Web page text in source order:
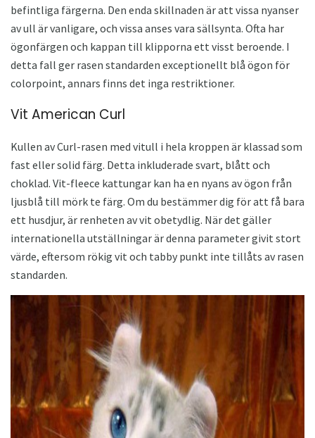
befintliga färgerna. Den enda skillnaden är att vissa nyanser
av ull är vanligare, och vissa anses vara sällsynta. Ofta har
ögonfärgen och kappan till klipporna ett visst beroende. I
detta fall ger rasen standarden exceptionellt blå ögon för
colorpoint, annars finns det inga restriktioner.
Vit American Curl
Kullen av Curl-rasen med vitull i hela kroppen är klassad som
fast eller solid färg. Detta inkluderade svart, blått och
choklad. Vit-fleece kattungar kan ha en nyans av ögon från
ljusblå till mörk te färg. Om du bestämmer dig för att få bara
ett husdjur, är renheten av vit obetydlig. När det gäller
internationella utställningar är denna parameter givit stort
värde, eftersom rökig vit och tabby punkt inte tillåts av rasen
standarden.